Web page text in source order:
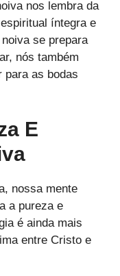
nos lembra da
íntegra e
se prepara
nós também
para as bodas
E
nossa mente
a pureza e
é ainda mais
entre Cristo e